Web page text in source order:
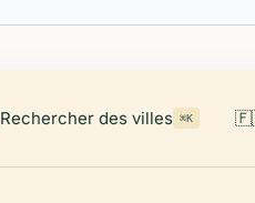
Rechercher des villes ⌘K